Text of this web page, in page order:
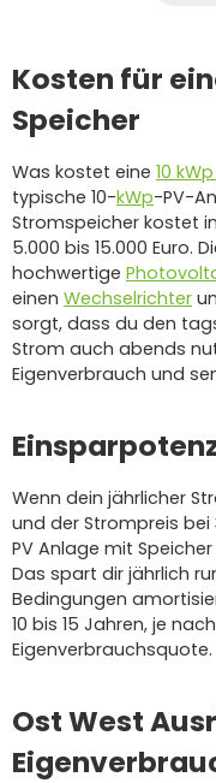
Kosten für
Speicher
Was kostet eine 10
typische 10-kWp-PV-
Stromspeicher kostet
5.000 bis 15.000 Euro.
hochwertige
einen Wechselrichter
sorgt, dass du den
Strom auch abends
Eigenverbrauch und
Wenn dein jährlicher
und der Strompreis bei
PV Anlage mit
Das spart dir jährlich
Bedingungen
10 bis 15 Jahren, je
Eigenverbrauchsquote.
Ost West